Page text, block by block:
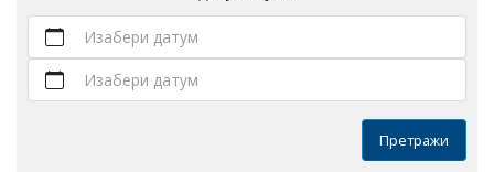
Изабери датум
Изабери датум
Претражи